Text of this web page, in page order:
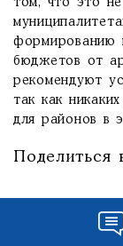
том, что это
формированию
бюджетов от
рекомендуют
так как
для районов в
Поделиться